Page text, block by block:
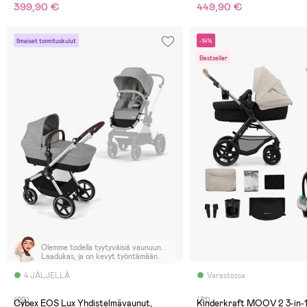
399,90 € 449,90 €
Ilmaiset toimituskulut
4 JÄLJELLÄ
Olemme todella tyytyväisiä vaunuun.
Laadukas, ja on kevyt työntämään.
(29)
Cybex EOS Lux Yhdistelmävaunut,
-14%
Bestseller
Varastossa
(31)
Kinderkraft MOOV 2 3-in-1